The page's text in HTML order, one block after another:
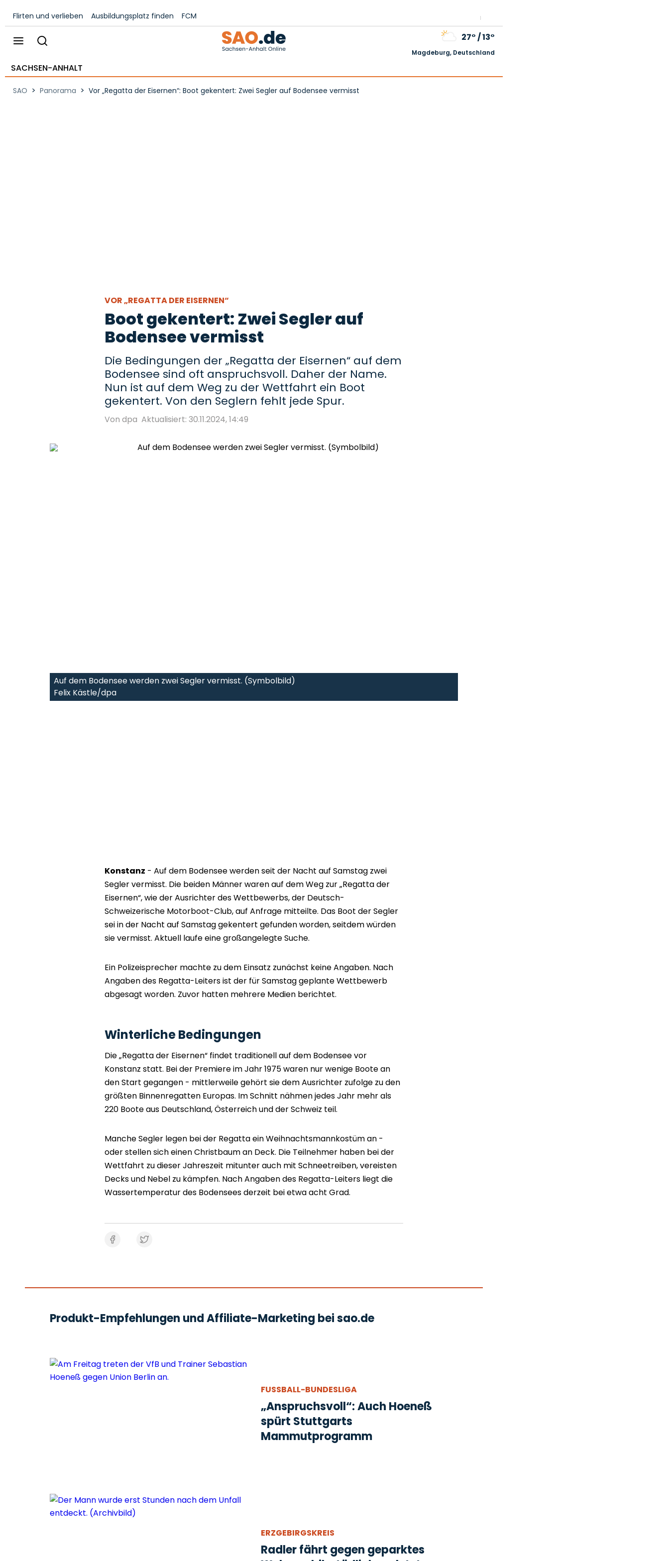
Flirten und verlieben Ausbildungsplatz finden FCM
27°/13°
Magdeburg, Deutschland
SACHSEN-ANHALT
SAO > Panorama > Vor „Regatta der Eisernen“: Boot gekentert: Zwei Segler auf Bodensee vermisst
VOR „REGATTA DER EISERNEN“
Boot gekentert: Zwei Segler auf
Bodensee vermisst
Die Bedingungen der „Regatta der Eisernen“ auf dem
Bodensee sind oft anspruchsvoll. Daher der Name.
Nun ist auf dem Weg zu der Wettfahrt ein Boot
gekentert. Von den Seglern fehlt jede Spur.
Von dpa Aktualisiert: 30.11.2024, 14:49
Auf dem Bodensee werden zwei Segler vermisst. (Symbolbild)
Felix Kästle/dpa
Konstanz - Auf dem Bodensee werden seit der Nacht auf Samstag zwei
Segler vermisst. Die beiden Männer waren auf dem Weg zur „Regatta der
Eisernen“, wie der Ausrichter des Wettbewerbs, der Deutsch-
Schweizerische Motorboot-Club, auf Anfrage mitteilte. Das Boot der Segler
sei in der Nacht auf Samstag gekentert gefunden worden, seitdem würden
sie vermisst. Aktuell laufe eine großangelegte Suche.
Ein Polizeisprecher machte zu dem Einsatz zunächst keine Angaben. Nach
Angaben des Regatta-Leiters ist der für Samstag geplante Wettbewerb
abgesagt worden. Zuvor hatten mehrere Medien berichtet.
Winterliche Bedingungen
Die „Regatta der Eisernen“ findet traditionell auf dem Bodensee vor
Konstanz statt. Bei der Premiere im Jahr 1975 waren nur wenige Boote an
den Start gegangen - mittlerweile gehört sie dem Ausrichter zufolge zu den
größten Binnenregatten Europas. Im Schnitt nähmen jedes Jahr mehr als
220 Boote aus Deutschland, Österreich und der Schweiz teil.
Manche Segler legen bei der Regatta ein Weihnachtsmannkostüm an -
oder stellen sich einen Christbaum an Deck. Die Teilnehmer haben bei der
Wettfahrt zu dieser Jahreszeit mitunter auch mit Schneetreiben, vereisten
Decks und Nebel zu kämpfen. Nach Angaben des Regatta-Leiters liegt die
Wassertemperatur des Bodensees derzeit bei etwa acht Grad.
Produkt-Empfehlungen und Affiliate-Marketing bei sao.de
FUSSBALL-BUNDESLIGA
„Anspruchsvoll“: Auch Hoeneß
spürt Stuttgarts
Mammutprogramm
ERZGEBIRGSKREIS
Radler fährt gegen geparktes